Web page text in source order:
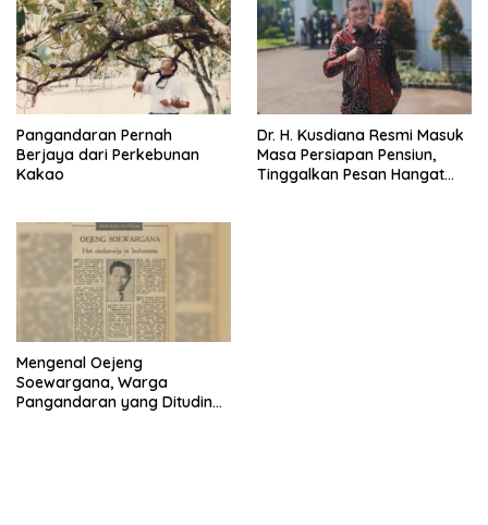
Pangandaran Pernah
Berjaya dari Perkebunan
Kakao
Dr. H. Kusdiana Resmi Masuk
Masa Persiapan Pensiun,
Tinggalkan Pesan Hangat
Mengenal Oejeng
Soewargana, Warga
Pangandaran yang Dituding